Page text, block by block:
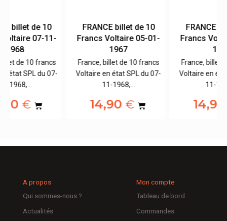
FRANCE billet de 10
Francs Voltaire 05-01-
France, billet de 10 francs
Voltaire en état SPL du 07-
14,90
FRANCE billet de 10
Francs Voltaire 05-01-
France, billet de 10 francs
Voltaire en état SPL du 07-
14,90
A propos
Qui sommes-nous ?
Actualités
Mon compte
Tableau de bord
Commandes